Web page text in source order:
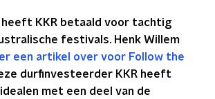
heeft KKR betaald voor tachtig
festivals. Henk Willem
een artikel over voor Follow the
durfinvesteerder KKR heeft
met een deel van de